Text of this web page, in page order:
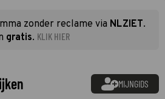
zonder reclame via NLZIET.
gratis. KLIK HIER
MIJNGIDS